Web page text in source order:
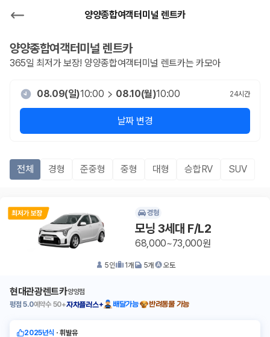
양양종합여객터미널 렌트카
양양종합여객터미널 렌트카
365일 최저가 보장! 양양종합여객터미널 렌트카는 카모아
08.09(일)10:00 08.10(월)10:00 24시간
날짜 변경
전체 경형 준중형 중형 대형 승합RV SUV
경형
모닝 3세대 F/L2
68,000~73,000원
5인 1개 5개 오토
현대관광렌트카양양점
평점 5.0예약수 50+자차플러스+ 배달가능 반려동물 가능
2025년식 ㆍ휘발유